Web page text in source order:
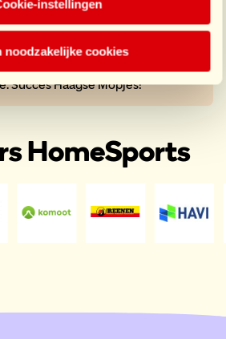
instellingen
noodzakelijke cookies
Succes Haagse Mopjes!
HomeSports